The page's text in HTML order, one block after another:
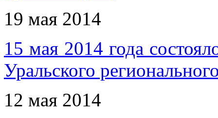
19 мая 2014
15 мая 2014 года
Уральского
12 мая 2014